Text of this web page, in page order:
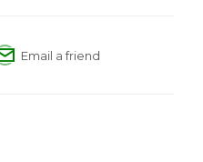
Email a friend